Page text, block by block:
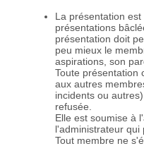
La présentation
présentations
présentation doit
peu mieux le
aspirations, son
Toute présentation
aux autres
incidents ou
refusée.
Elle est soumise à
l'administrateur qui
Tout membre ne